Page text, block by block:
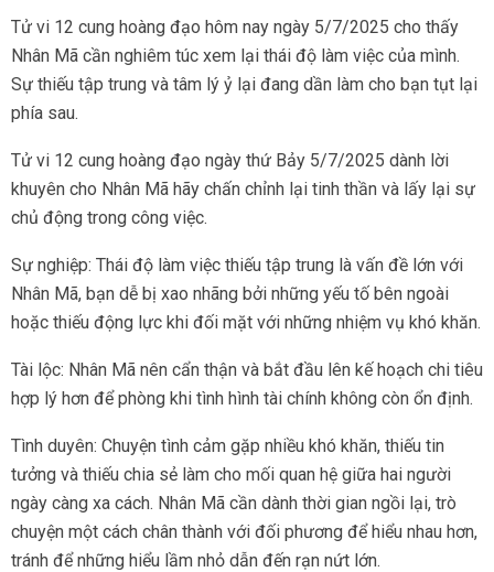
Tử vi 12 cung hoàng đạo hôm nay ngày 5/7/2025 cho thấy
Nhân Mã cần nghiêm túc xem lại thái độ làm việc của mình.
Sự thiếu tập trung và tâm lý ỷ lại đang dần làm cho bạn tụt lại
phía sau.
Tử vi 12 cung hoàng đạo ngày thứ Bảy 5/7/2025 dành lời
khuyên cho Nhân Mã hãy chấn chỉnh lại tinh thần và lấy lại sự
chủ động trong công việc.
Sự nghiệp: Thái độ làm việc thiếu tập trung là vấn đề lớn với
Nhân Mã, bạn dễ bị xao nhãng bởi những yếu tố bên ngoài
hoặc thiếu động lực khi đối mặt với những nhiệm vụ khó khăn.
Tài lộc: Nhân Mã nên cẩn thận và bắt đầu lên kế hoạch chi tiêu
hợp lý hơn để phòng khi tình hình tài chính không còn ổn định.
Tình duyên: Chuyện tình cảm gặp nhiều khó khăn, thiếu tin
tưởng và thiếu chia sẻ làm cho mối quan hệ giữa hai người
ngày càng xa cách. Nhân Mã cần dành thời gian ngồi lại, trò
chuyện một cách chân thành với đối phương để hiểu nhau hơn,
tránh để những hiểu lầm nhỏ dẫn đến rạn nứt lớn.